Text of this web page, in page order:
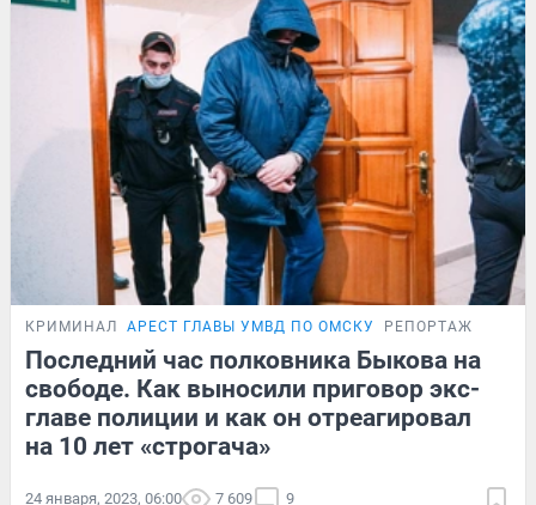
КРИМИНАЛ АРЕСТ ГЛАВЫ УМВД ПО ОМСКУ РЕПОРТАЖ
Последний час полковника Быкова на
свободе. Как выносили приговор экс-
главе полиции и как он отреагировал
на 10 лет «строгача»
24 января, 2023, 06:00 7 609 9